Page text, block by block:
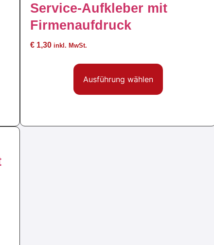
Service-Aufkleber mit
Firmenaufdruck
€ 1,30 inkl. MwSt.
Ausführung wählen